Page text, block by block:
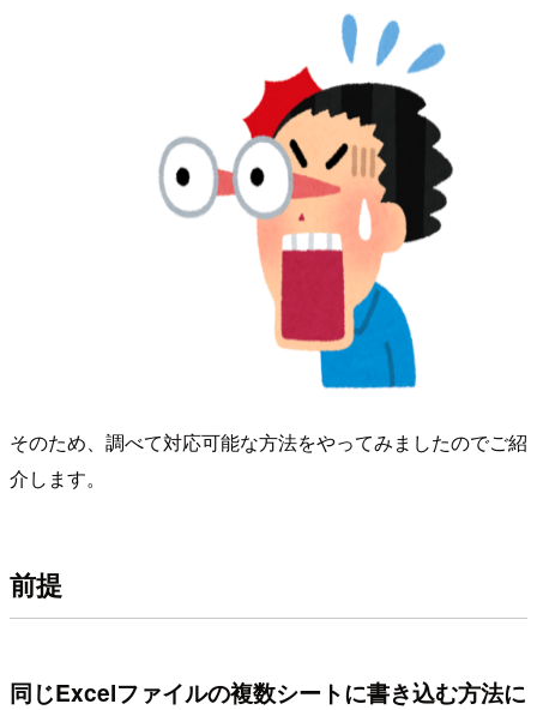
そのため、調べて対応可能な方法をやってみましたのでご紹
介します。
前提
同じExcelファイルの複数シートに書き込む方法に